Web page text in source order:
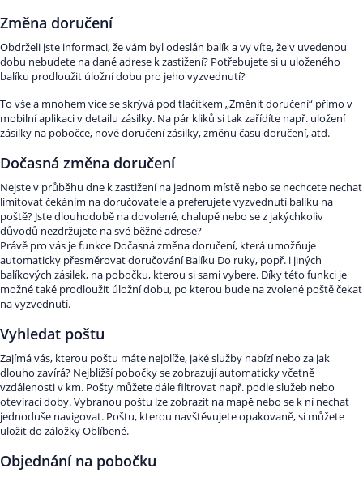
Změna doručení
Obdrželi jste informaci, že vám byl odeslán balík a vy víte, že v uvedenou
dobu nebudete na dané adrese k zastižení? Potřebujete si u uloženého
balíku prodloužit úložní dobu pro jeho vyzvednutí?
To vše a mnohem více se skrývá pod tlačítkem „Změnit doručení“ přímo v
mobilní aplikaci v detailu zásilky. Na pár kliků si tak zařídíte např. uložení
zásilky na pobočce, nové doručení zásilky, změnu času doručení, atd.
Dočasná změna doručení
Nejste v průběhu dne k zastižení na jednom místě nebo se nechcete nechat
limitovat čekáním na doručovatele a preferujete vyzvednutí balíku na
poště? Jste dlouhodobě na dovolené, chalupě nebo se z jakýchkoliv
důvodů nezdržujete na své běžné adrese?
Právě pro vás je funkce Dočasná změna doručení, která umožňuje
automaticky přesměrovat doručování Balíku Do ruky, popř. i jiných
balíkových zásilek, na pobočku, kterou si sami vybere. Díky této funkci je
možné také prodloužit úložní dobu, po kterou bude na zvolené poště čekat
na vyzvednutí.
Vyhledat poštu
Zajímá vás, kterou poštu máte nejblíže, jaké služby nabízí nebo za jak
dlouho zavírá? Nejbližší pobočky se zobrazují automaticky včetně
vzdálenosti v km. Pošty můžete dále filtrovat např. podle služeb nebo
otevírací doby. Vybranou poštu lze zobrazit na mapě nebo se k ní nechat
jednoduše navigovat. Poštu, kterou navštěvujete opakovaně, si můžete
uložit do záložky Oblíbené.
Objednání na pobočku